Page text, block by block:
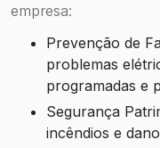
empresa:
Prevenção de Falhas: Identificação precoce de
problemas
programadas e
Segurança Patrimonial: Minimização de riscos de
incêndios e